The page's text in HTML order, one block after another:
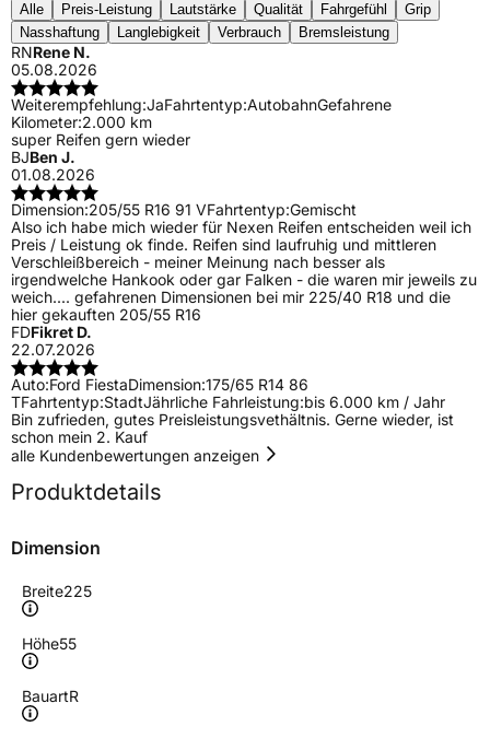
Alle Preis-Leistung Lautstärke Qualität Fahrgefühl
Grip
Nasshaftung
Langlebigkeit Verbrauch Bremsleistung
RNRene N.
05.08.2026
Weiterempfehlung:JaFahrtentyp:AutobahnGefahrene
Kilometer:2.000 km
super Reifen gern wieder
BJBen J.
01.08.2026
Dimension:205/55 R16 91 VFahrtentyp:Gemischt
Also ich habe mich wieder für Nexen Reifen entscheiden weil ich
Preis / Leistung ok finde. Reifen sind laufruhig und mittleren
Verschleißbereich - meiner Meinung nach besser als
irgendwelche Hankook oder gar Falken - die waren mir jeweils zu
weich.... gefahrenen Dimensionen bei mir 225/40 R18 und die
hier gekauften 205/55 R16
FDFikret D.
22.07.2026
Auto:Ford FiestaDimension:175/65 R14 86
TFahrtentyp:StadtJährliche Fahrleistung:bis 6.000 km / Jahr
Bin zufrieden, gutes Preisleistungsvethältnis. Gerne wieder, ist
schon mein 2. Kauf
alle Kundenbewertungen anzeigen
Produktdetails
Dimension
Breite225
Höhe55
BauartR